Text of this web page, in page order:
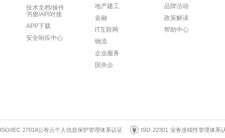
技术文档/操作
书册/API对接
APP下载
安全响应中心
地产建工
金融
IT互联网
物流
企业服务
国央企
品牌活动
政策解读
帮助中心
ISO/IEC 27018公有云个人信息保护管理体系认证 ISO 22301 业务连续性管理体系